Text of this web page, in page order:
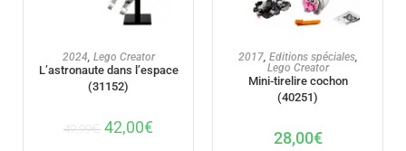
AJOUTER AU PANIER
2024, Lego Creator
L’astronaute dans l’espace
(31152)
49,99€ 42,00€
AJOUTER AU PANIER
2017, Editions spéciales,
Lego Creator
Mini-tirelire cochon
(40251)
28,00€